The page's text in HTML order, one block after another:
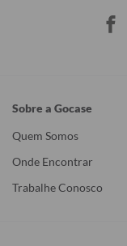
Sobre a Gocase
Quem Somos
Onde Encontrar
Trabalhe Conosco